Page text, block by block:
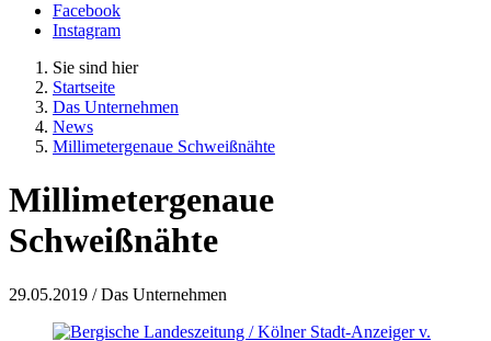
Facebook
Instagram
Sie sind hier
Startseite
Das Unternehmen
News
Millimetergenaue Schweißnähte
Millimetergenaue
Schweißnähte
29.05.2019 / Das Unternehmen